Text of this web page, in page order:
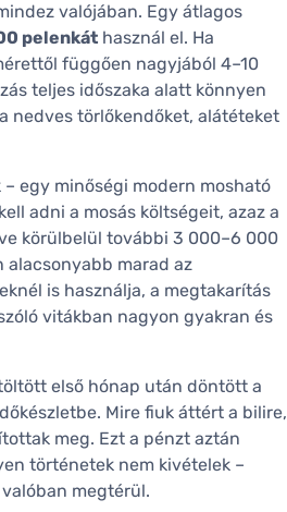
valójában. Egy átlagos
pelenkát használ el. Ha
függően nagyjából 4–10
teljes időszaka alatt könnyen
nedves törlőkendőket, alátéteket
egy minőségi modern mosható
adni a mosás költségeit, azaz a
körülbelül további 3 000–6 000
alacsonyabb marad az
is használja, a megtakarítás
vitákban nagyon gyakran és
első hónap után döntött a
Mire fiuk áttért a bilire,
meg. Ezt a pénzt aztán
történetek nem kivételek –
megtérül.